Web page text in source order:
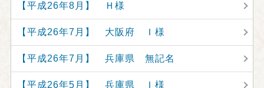
【平成26年8月】 Ｈ様
【平成26年7月】 大阪府 Ｉ様
【平成26年7月】 兵庫県 無記名
【平成26年5月】 兵庫県 Ｉ様